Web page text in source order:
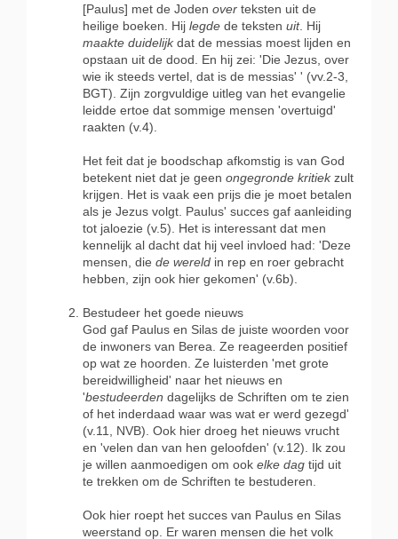
[Paulus] met de Joden over teksten uit de
heilige boeken. Hij legde de teksten uit. Hij
maakte duidelijkdat de messias moest lijden en
opstaan uit de dood. En hij zei: 'Die Jezus, over
wie ik steeds vertel, dat is de messias' ' (vv.2-3,
BGT). Zijn zorgvuldige uitleg van het evangelie
leidde ertoe dat sommige mensen 'overtuigd'
raakten (v.4).
Het feit dat je boodschap afkomstig is van God
betekent niet dat je geen ongegronde kritiekzult
krijgen. Het is vaak een prijs die je moet betalen
als je Jezus volgt. Paulus' succes gaf aanleiding
tot jaloezie (v.5). Het is interessant dat men
kennelijk al dacht dat hij veel invloed had: 'Deze
mensen, die de wereld in rep en roer gebracht
hebben, zijn ook hier gekomen' (v.6b).
Bestudeer het goede nieuws
God gaf Paulus en Silas de juiste woorden voor
de inwoners van Berea. Ze reageerden positief
op wat ze hoorden. Ze luisterden 'met grote
bereidwilligheid' naar het nieuws en
'bestudeerden dagelijks de Schriften om te zien
of het inderdaad waar was wat er werd gezegd'
(v.11, NVB). Ook hier droeg het nieuws vrucht
en 'velen dan van hen geloofden' (v.12). Ik zou
je willen aanmoedigen om ook elke dag tijd uit
te trekken om de Schriften te bestuderen.
Ook hier roept het succes van Paulus en Silas
weerstand op. Er waren mensen die het volk